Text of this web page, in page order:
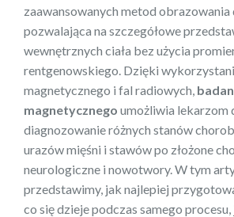
zaawansowanych metod obrazowania
pozwalająca na szczegółowe
wewnętrznych ciała bez użycia
rentgenowskiego. Dzięki
magnetycznego i fal radiowych,
magnetycznego umożliwia lekarzom
diagnozowanie różnych stanów
urazów mięśni i stawów po złożone
neurologiczne i nowotwory. W tym
przedstawimy, jak najlepiej
co się dzieje podczas samego